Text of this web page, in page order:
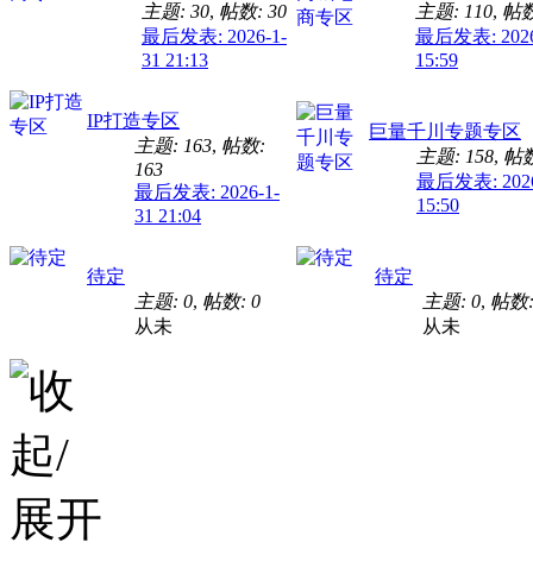
主题: 30, 帖数: 30
最后发表: 2026-1-
31 21:13
主题: 110, 帖
最后发表:
15:59
IP打造专区
主题: 163, 帖数:
163
最后发表: 2026-1-
31 21:04
巨量千川专题专区
主题: 158, 帖
最后发表:
15:50
待定
主题: 0, 帖数: 0
从未
待定
主题: 0, 帖数
从未